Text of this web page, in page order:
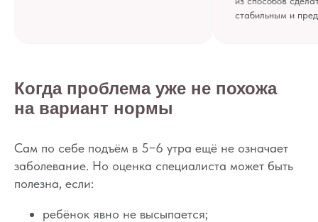
стабильным и
Когда проблема уже не похожа
на вариант нормы
Сам по себе подъём в 5−6 утра ещё не означает
заболевание. Но оценка специалиста может быть
полезна, если:
ребёнок явно не высыпается;